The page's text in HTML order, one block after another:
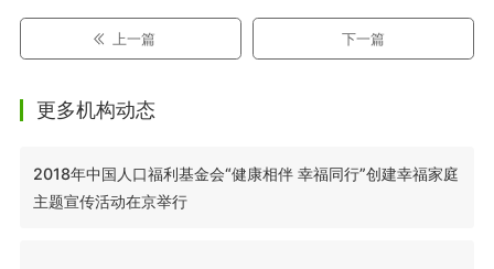
上一篇 下一篇
更多机构动态
2018年中国人口福利基金会“健康相伴 幸福同行”创建幸福家庭
主题宣传活动在京举行